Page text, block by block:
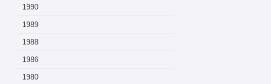
1990
1989
1988
1986
1980